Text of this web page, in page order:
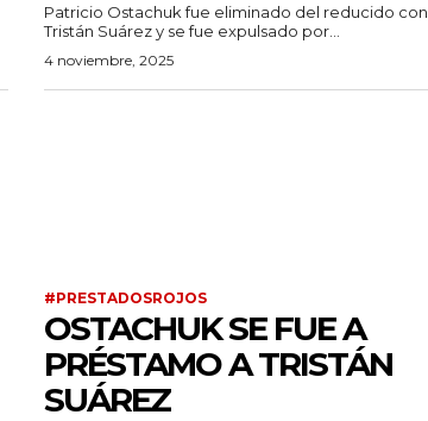
Patricio Ostachuk fue eliminado del reducido con
Tristán Suárez y se fue expulsado por...
4 noviembre, 2025
#PRESTADOSROJOS
OSTACHUK SE FUE A
PRÉSTAMO A TRISTÁN
SUÁREZ